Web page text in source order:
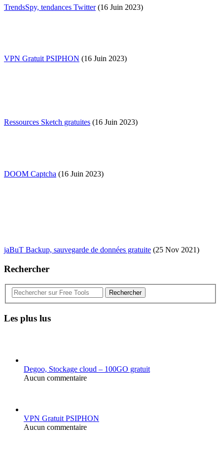
TrendsSpy, tendances Twitter(16 Juin 2023)
VPN Gratuit PSIPHON (16 Juin 2023)
Ressources Sketch gratuites (16 Juin 2023)
DOOM Captcha (16 Juin 2023)
jaBuT Backup, sauvegarde de données gratuite (25 Nov 2021)
Rechercher
Rechercher
Les plus lus
Degoo, Stockage cloud – 100GO gratuit
Aucun commentaire
VPN Gratuit PSIPHON
Aucun commentaire